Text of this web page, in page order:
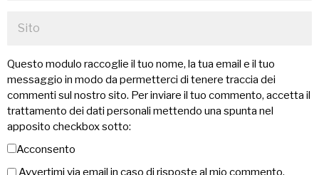
Questo modulo raccoglie il tuo nome, la tua email e il tuo
messaggio in modo da permetterci di tenere traccia dei
commenti sul nostro sito. Per inviare il tuo commento, accetta il
trattamento dei dati personali mettendo una spunta nel
apposito checkbox sotto:
Acconsento
Avvertimi via email in caso di risposte al mio commento.